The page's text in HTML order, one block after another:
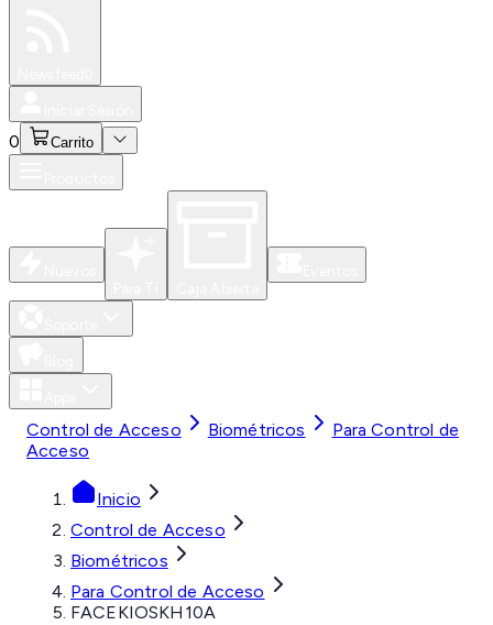
0 Carrito
Control de Acceso Biométricos
Para Control de
Acceso
Inicio
Control de Acceso
Biométricos
Para Control de Acceso
FACEKIOSKH10A